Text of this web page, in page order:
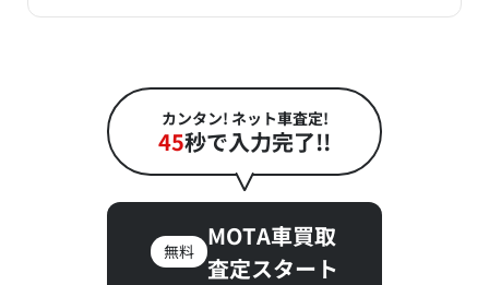
カンタン! ネット車査定!
45秒で入力完了!!
無料
MOTA車買取
査定スタート